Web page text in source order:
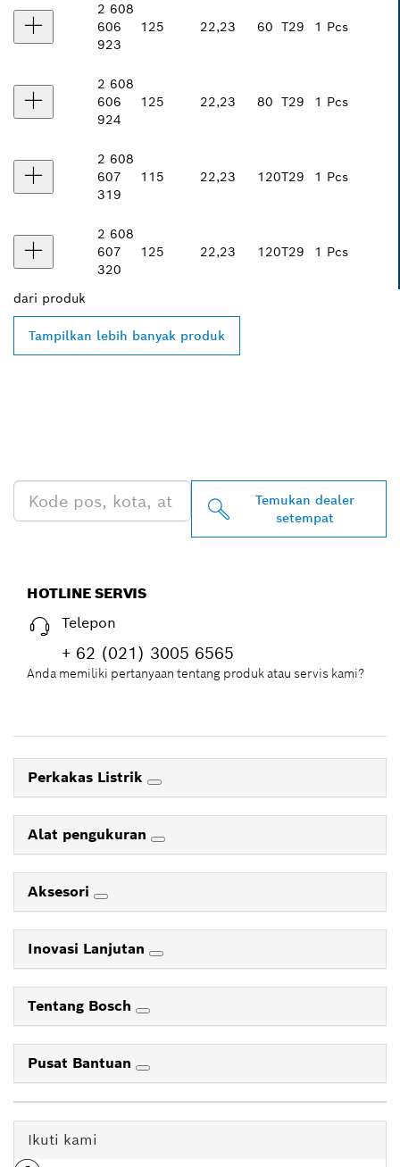
2 608
606
923
125 22,23 60 T29 1 Pcs
2 608
606
924
125 22,23 80 T29 1 Pcs
2 608
607
319
115 22,23 120T29 1 Pcs
2 608
607
320
125 22,23 120T29 1 Pcs
dari produk
Tampilkan lebih banyak produk
Temukan dealer
setempat
HOTLINE SERVIS
Telepon
+ 62 (021) 3005 6565
Anda memiliki pertanyaan tentang produk atau servis kami?
Perkakas Listrik
Alat pengukuran
Aksesori
Inovasi Lanjutan
Tentang Bosch
Pusat Bantuan
Ikuti kami